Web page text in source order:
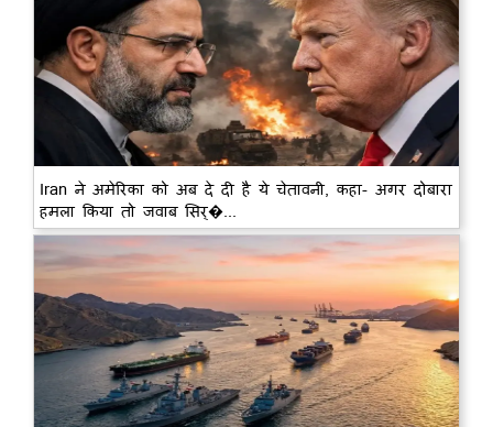
Iran ने अमेरिका को अब दे दी है ये चेतावनी, कहा- अगर दोबारा
हमला किया तो जवाब सिर्�...